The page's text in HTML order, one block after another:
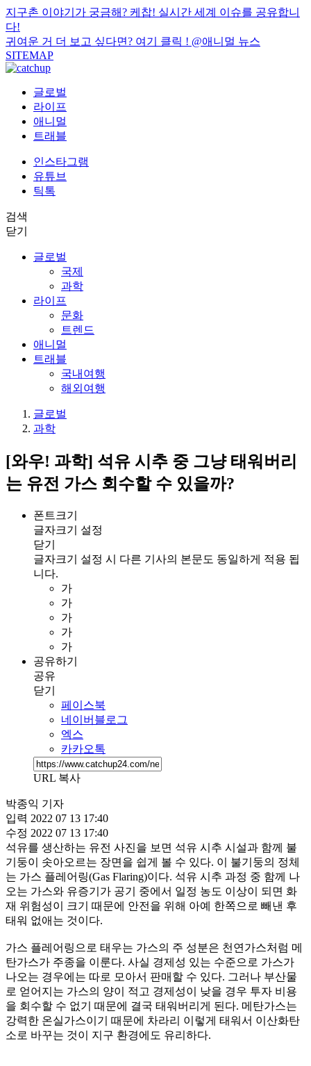
지구촌 이야기가 궁금해? 케찹! 실시간 세계 이슈를 공유합니
다!
귀여운 거 더 보고 싶다면? 여기 클릭 ! @애니멀 뉴스
SITEMAP
글로벌
라이프
애니멀
트래블
인스타그램
유튜브
틱톡
검색
닫기
글로벌
국제
과학
라이프
문화
트렌드
애니멀
트래블
국내여행
해외여행
글로벌
과학
[와우! 과학] 석유 시추 중 그냥 태워버리
는 유전 가스 회수할 수 있을까?
폰트크기
글자크기 설정
닫기
글자크기 설정 시 다른 기사의 본문도 동일하게 적용 됩
니다.
가
가
가
가
가
공유하기
공유
닫기
페이스북
네이버블로그
엑스
카카오톡
URL 복사
박종익 기자
입력 2022 07 13 17:40
수정 2022 07 13 17:40
석유를 생산하는 유전 사진을 보면 석유 시추 시설과 함께 불
기둥이 솟아오르는 장면을 쉽게 볼 수 있다. 이 불기둥의 정체
는 가스 플레어링(Gas Flaring)이다. 석유 시추 과정 중 함께 나
오는 가스와 유증기가 공기 중에서 일정 농도 이상이 되면 화
재 위험성이 크기 때문에 안전을 위해 아예 한쪽으로 빼낸 후
태워 없애는 것이다.
가스 플레어링으로 태우는 가스의 주 성분은 천연가스처럼 메
탄가스가 주종을 이룬다. 사실 경제성 있는 수준으로 가스가
나오는 경우에는 따로 모아서 판매할 수 있다. 그러나 부산물
로 얻어지는 가스의 양이 적고 경제성이 낮을 경우 투자 비용
을 회수할 수 없기 때문에 결국 태워버리게 된다. 메탄가스는
강력한 온실가스이기 때문에 차라리 이렇게 태워서 이산화탄
소로 바꾸는 것이 지구 환경에도 유리하다.